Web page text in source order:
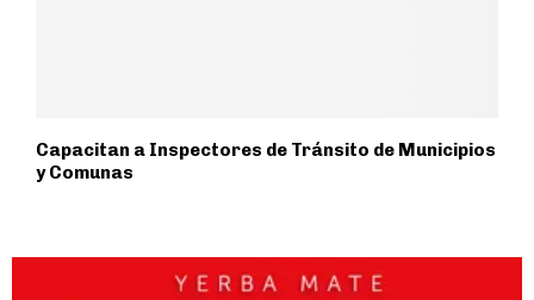
Capacitan a Inspectores de Tránsito de Municipios
y Comunas